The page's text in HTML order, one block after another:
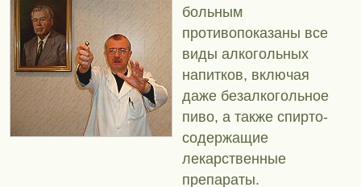
больным
противопоказаны все
виды алкогольных
напитков, включая
даже безалкогольное
пиво, а также спирто-
содержащие
лекарственные
препараты.